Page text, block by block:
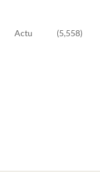
Actu (5,558)